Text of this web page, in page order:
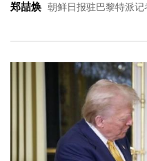
郑喆焕 朝鲜日报驻巴黎特派记